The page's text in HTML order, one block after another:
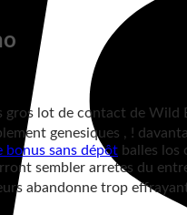
lot de contact de
genesiques , !
bonus sans dépôt balles los
sembler arretes du
abandonne trop